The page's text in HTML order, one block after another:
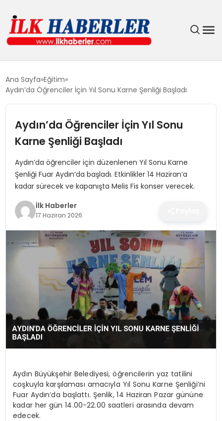
EKONOMI
MAGAZIN
SIYASET
SPOR
YAŞAM
Ana Sayfa Eğitim
Aydın’da Öğrenciler İçin Yıl Sonu Karne Şenliği Başladı
Aydın’da Öğrenciler İçin Yıl Sonu
Karne Şenliği Başladı
Aydın’da öğrenciler için düzenlenen Yıl Sonu Karne
Şenliği Fuar Aydın’da başladı. Etkinlikler 14 Haziran’a
kadar sürecek ve kapanışta Melis Fis konser verecek.
İlk Haberler
17 Haziran 2026
Aydın Büyükşehir Belediyesi, öğrencilerin yaz tatilini
coşkuyla karşılaması amacıyla Yıl Sonu Karne Şenliği’ni
Fuar Aydın’da başlattı. Şenlik, 14 Haziran Pazar gününe
kadar her gün 14.00-22.00 saatleri arasında devam
edecek.